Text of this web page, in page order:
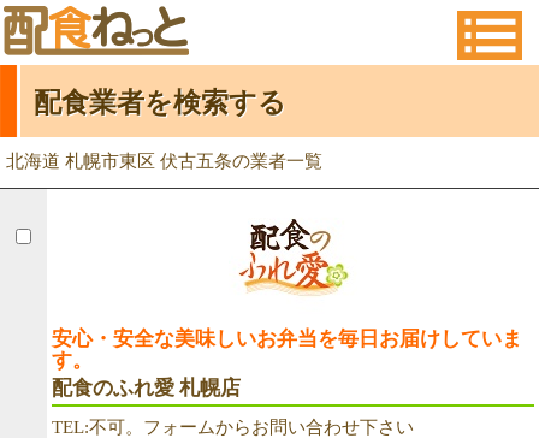
配食業者を検索する
北海道 札幌市東区 伏古五条の業者一覧
安心・安全な美味しいお弁当を毎日お届けしていま
す。
配食のふれ愛 札幌店
TEL:不可。フォームからお問い合わせ下さい